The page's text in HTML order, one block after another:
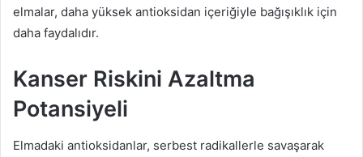
elmalar, daha yüksek antioksidan içeriğiyle bağışıklık için
daha faydalıdır.
Kanser Riskini Azaltma
Potansiyeli
Elmadaki antioksidanlar, serbest radikallerle savaşarak